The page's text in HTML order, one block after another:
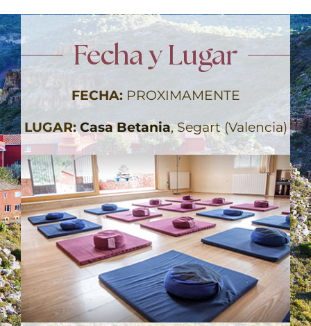
Fecha y Lugar
FECHA:PROXIMAMENTE
LUGAR: Casa Betania, Segart (Valencia)